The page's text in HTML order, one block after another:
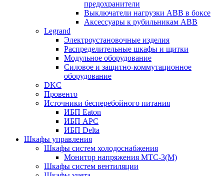
предохранители
Выключатели нагрузки ABB в боксе
Аксессуары к рубильникам ABB
Legrand
Электроустановочные изделия
Распределительные шкафы и щитки
Модульное оборудование
Силовое и защитно-коммутационное
оборудование
DKC
Провенто
Источники бесперебойного питания
ИБП Eaton
ИБП APC
ИБП Delta
Шкафы управления
Шкафы систем холодоснабжения
Монитор напряжения МТС-3(М)
Шкафы систем вентиляции